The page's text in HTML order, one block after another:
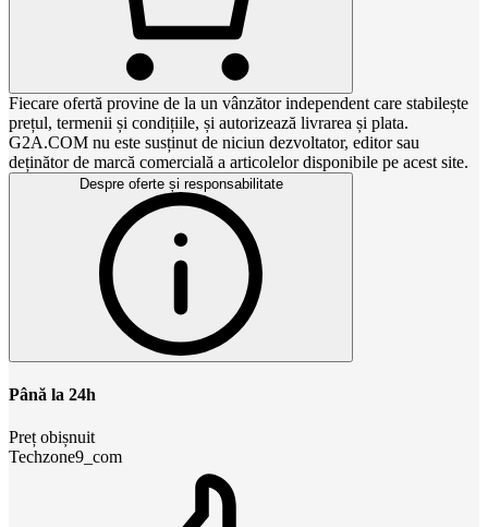
Fiecare ofertă provine de la un vânzător independent care stabilește
prețul, termenii și condițiile, și autorizează livrarea și plata.
G2A.COM nu este susținut de niciun dezvoltator, editor sau
deținător de marcă comercială a articolelor disponibile pe acest site.
Despre oferte și responsabilitate
Până la 24h
Preț obișnuit
Techzone9_com